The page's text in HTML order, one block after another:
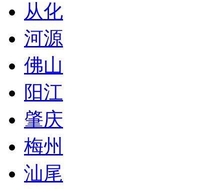
从化
河源
佛山
阳江
肇庆
梅州
汕尾